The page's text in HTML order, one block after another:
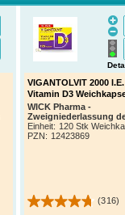
VIGANTOLVIT 2000 I.E.
Vitamin D3
WICK Pharma -
Zweigniederlassung
Procter & Gamble
Einheit: 120 Stk
PZN: 12423869
(316)